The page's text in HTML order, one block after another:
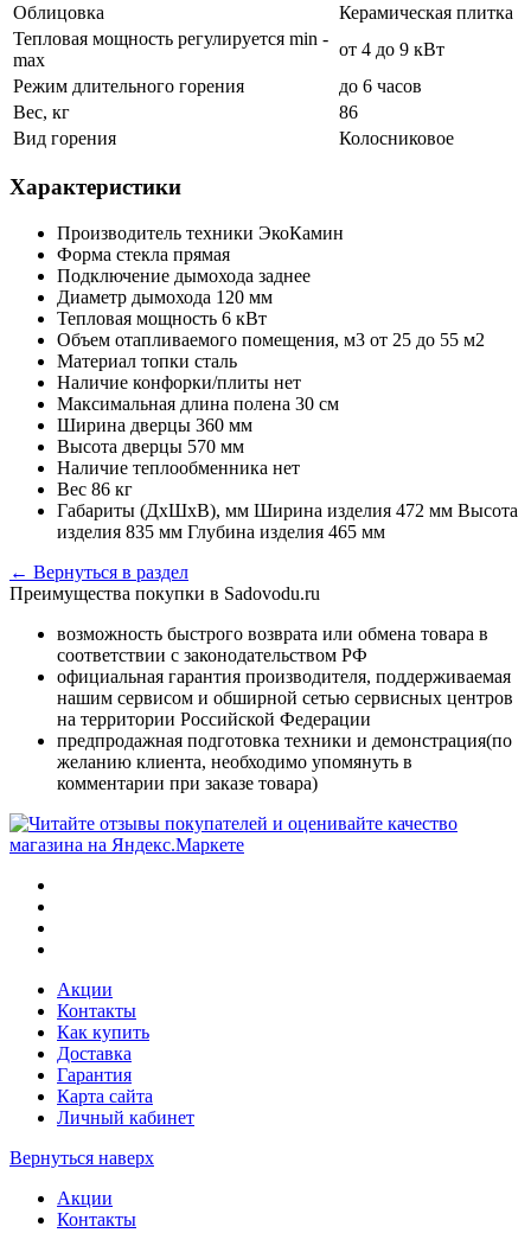
Облицовка
Керамическая плитка
Тепловая мощность регулируется min -
max
от 4 до 9 кВт
Режим длительного горения
до 6 часов
Вес, кг
86
Вид горения
Колосниковое
Характеристики
Производитель техники ЭкоКамин
Форма стекла прямая
Подключение дымохода заднее
Диаметр дымохода 120 мм
Тепловая мощность 6 кВт
Объем отапливаемого помещения, м3 от 25 до 55 м2
Материал топки сталь
Наличие конфорки/плиты нет
Максимальная длина полена 30 см
Ширина дверцы 360 мм
Высота дверцы 570 мм
Наличие теплообменника нет
Вес 86 кг
Габариты (ДхШхВ), мм Ширина изделия 472 мм Высота
изделия 835 мм Глубина изделия 465 мм
← Вернуться в раздел
Преимущества покупки в Sadovodu.ru
возможность быстрого возврата или обмена товара в
соответствии с законодательством РФ
официальная гарантия производителя, поддерживаемая
нашим сервисом и обширной сетью сервисных центров
на территории Российской Федерации
предпродажная подготовка техники и демонстрация(по
желанию клиента, необходимо упомянуть в
комментарии при заказе товара)
Акции
Контакты
Как купить
Доставка
Гарантия
Карта сайта
Личный кабинет
Вернуться наверх
Акции
Контакты